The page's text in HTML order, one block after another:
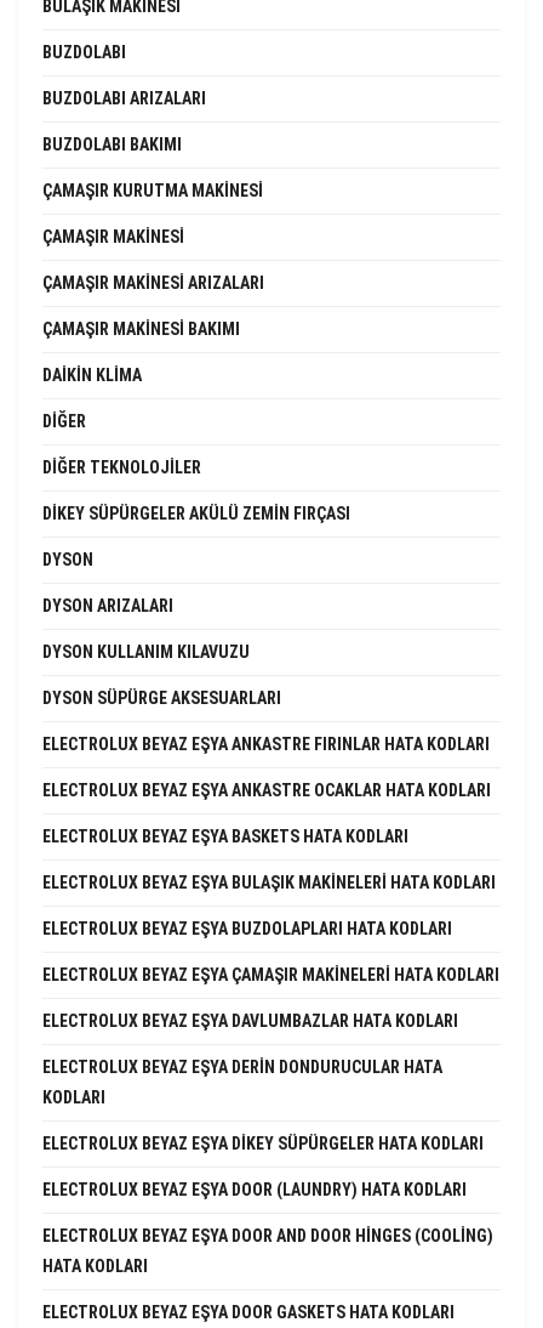
BULAŞIK MAKINESI
BUZDOLABI
BUZDOLABI ARIZALARI
BUZDOLABI BAKIMI
ÇAMAŞIR KURUTMA MAKINESI
ÇAMAŞIR MAKINESI
ÇAMAŞIR MAKINESI ARIZALARI
ÇAMAŞIR MAKINESI BAKIMI
DAIKIN KLIMA
DIĞER
DIĞER TEKNOLOJILER
DIKEY SÜPÜRGELER AKÜLÜ ZEMIN FIRÇASI
DYSON
DYSON ARIZALARI
DYSON KULLANIM KILAVUZU
DYSON SÜPÜRGE AKSESUARLARI
ELECTROLUX BEYAZ EŞYA ANKASTRE FIRINLAR HATA KODLARI
ELECTROLUX BEYAZ EŞYA ANKASTRE OCAKLAR HATA KODLARI
ELECTROLUX BEYAZ EŞYA BASKETS HATA KODLARI
ELECTROLUX BEYAZ EŞYA BULAŞIK MAKINELERI HATA KODLARI
ELECTROLUX BEYAZ EŞYA BUZDOLAPLARI HATA KODLARI
ELECTROLUX BEYAZ EŞYA ÇAMAŞIR MAKINELERI HATA KODLARI
ELECTROLUX BEYAZ EŞYA DAVLUMBAZLAR HATA KODLARI
ELECTROLUX BEYAZ EŞYA DERIN DONDURUCULAR HATA
KODLARI
ELECTROLUX BEYAZ EŞYA DIKEY SÜPÜRGELER HATA KODLARI
ELECTROLUX BEYAZ EŞYA DOOR (LAUNDRY) HATA KODLARI
ELECTROLUX BEYAZ EŞYA DOOR AND DOOR HINGES (COOLING)
HATA KODLARI
ELECTROLUX BEYAZ EŞYA DOOR GASKETS HATA KODLARI